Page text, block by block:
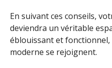
En suivant ces conseils,
deviendra un véritable
éblouissant et
moderne se rejoignent.